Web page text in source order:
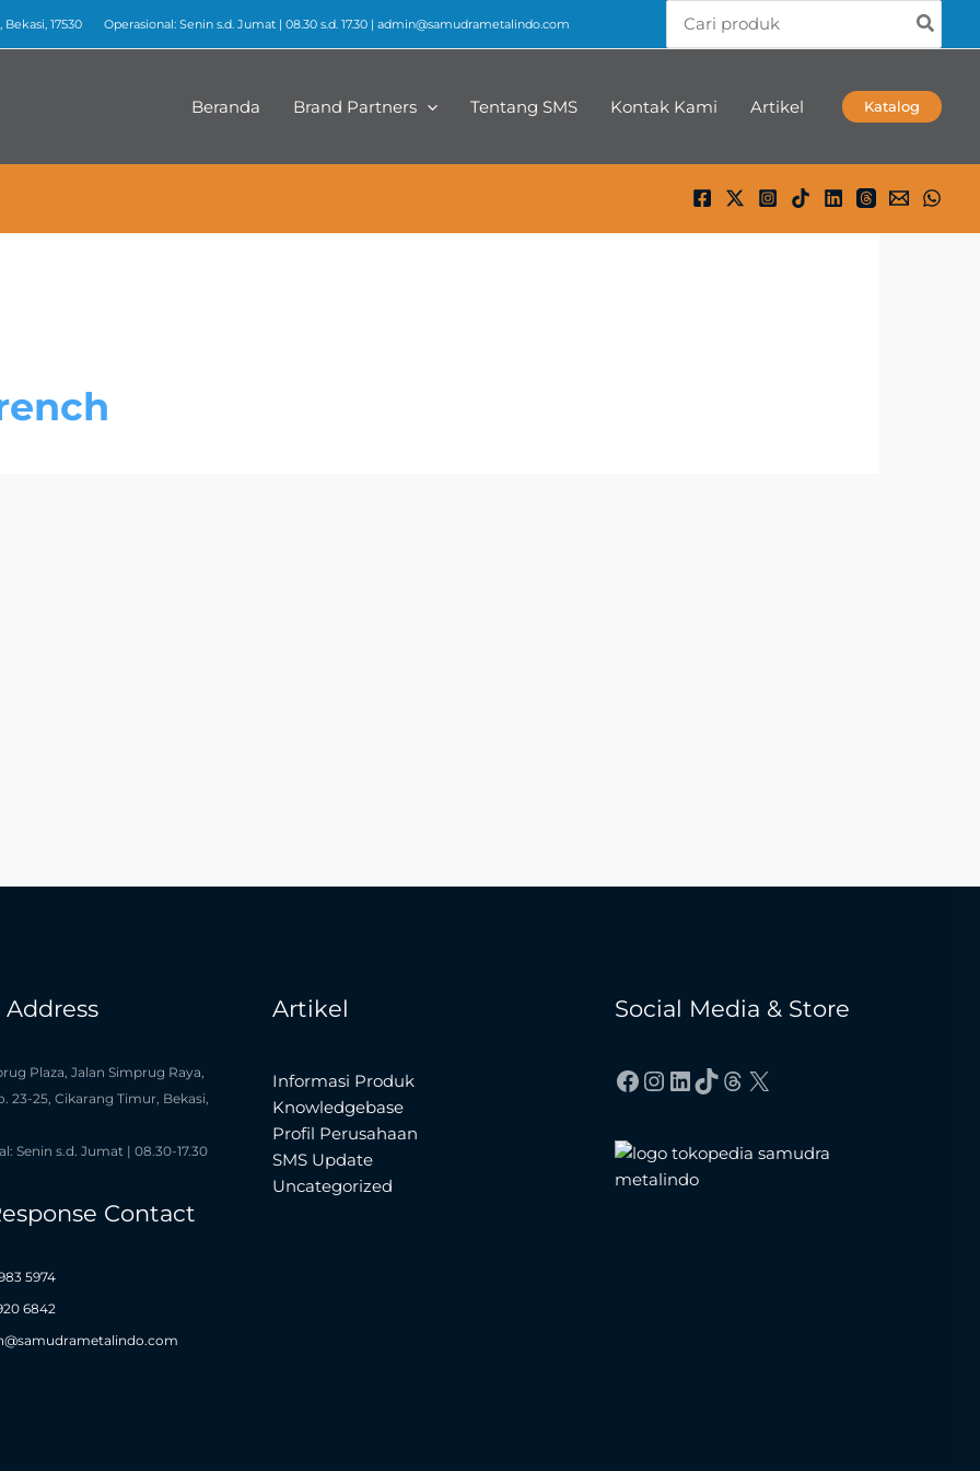
17530 Operasional: Senin s.d. Jumat | 08.30 s.d. 17.30 | admin@samudrametalindo.com
for:
Beranda Brand Partners Tentang SMS Kontak Kami Artikel Katalog
Plaza, Jalan Simprug Raya,
23-25, Cikarang Timur, Bekasi,
Senin s.d. Jumat | 08.30-17.30
Contact
5974
6842
Artikel
Informasi Produk
Knowledgebase
Profil Perusahaan
SMS Update
Uncategorized
Social Media & Store
Facebook
Instagram
LinkedIn
TikTok
Threads
X